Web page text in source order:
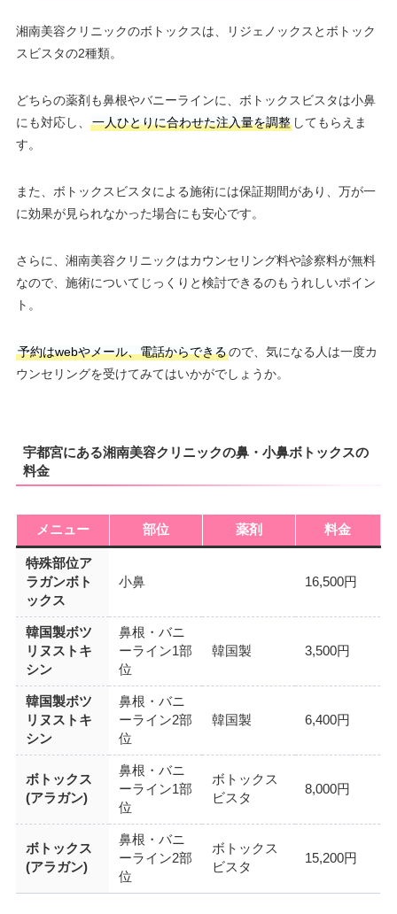
湘南美容クリニックのボトックスは、リジェノックスとボトック
スビスタの2種類。
どちらの薬剤も鼻根やバニーラインに、ボトックスビスタは小鼻
にも対応し、
一人ひとりに合わせた注入量を調整してもらえま
す。
また、ボトックスビスタによる施術には保証期間があり、万が一
に効果が見られなかった場合にも安心です。
さらに、湘南美容クリニックはカウンセリング料や診察料が無料
なので、施術についてじっくりと検討できるのもうれしいポイン
ト。
予約はwebやメール、電話からできるので、気になる人は一度カ
ウンセリングを受けてみてはいかがでしょうか。
宇都宮にある湘南美容クリニックの鼻・小鼻ボトックスの
料金
メニュー 部位 薬剤 料金
特殊部位ア
ラガンボト
ックス
小鼻 16,500円
韓国製ボツ
リヌストキ
シン
鼻根・バニ
ーライン1部
位
韓国製 3,500円
韓国製ボツ
リヌストキ
シン
鼻根・バニ
ーライン2部
位
韓国製 6,400円
ボトックス
(アラガン)
鼻根・バニ
ーライン1部
位
ボトックス
ビスタ
8,000円
ボトックス
(アラガン)
鼻根・バニ
ーライン2部
位
ボトックス
ビスタ
15,200円